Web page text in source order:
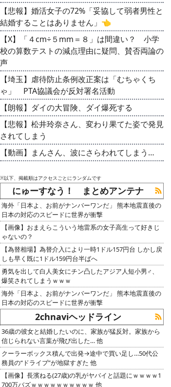
【悲報】婚活女子の72%「妥協して弱者男性と
結婚することはありません」👈
【X】「４cm÷５mm＝８」は間違い？ 小学
校の算数テストの減点理由に疑問、賛否両論の
声
【埼玉】虐待防止条例改正案は「むちゃくち
ゃ」 PTA協議会が反対署名活動
【朗報】ダイの大冒険、ダイ爆死する
【悲報】松井玲奈さん、変わり果てた姿で発見
されてしまう
【動画】まんさん、波にさらわれてしまう…
※以下、掲載順はアクセスごとにランダムです
にゅーすなう！ まとめアンテナ
海外「日本よ、お前がナンバーワンだ」 熊本地震直後の
日本の対応のスピードに世界が衝撃
【画像】おまえらこういう地雷系の女子高生って好きじ
ゃないの？
【為替相場】為替介入により一時1ドル157円台 しかし戻
しも早く既に1ドル159円台半ばへ
勇気を出して白人美女にチン凸したアジア人短小男♂、
爆笑されてしまうｗｗｗ
海外「日本よ、お前がナンバーワンだ」 熊本地震直後の
日本の対応のスピードに世界が衝撃
2chnaviヘッドライン
36歳の彼女と結婚したいのに、家族が猛反対。家族から
信じられない言葉が飛び出した… 他
クーラーボックス積んで出発→途中で買い足し…50代公
務員の“ドライブ”が地獄すぎた 他
【画像】長濱ねる(27歳)の乳がヤバイと話題にｗｗｗｗ1
700万バズｗｗｗｗｗｗｗｗｗｗ 他